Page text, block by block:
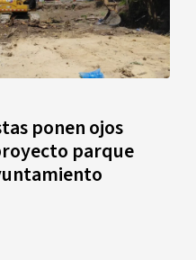
ponen ojos
parque